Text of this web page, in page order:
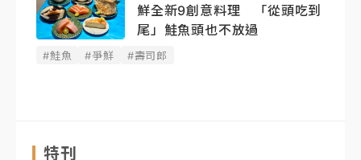
鮮全新9創意料理 「從頭吃到
尾」鮭魚頭也不放過
#鮭魚 #爭鮮 #壽司郎
特刊